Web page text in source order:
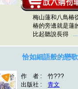
梅山蓮和八鳥椿從
椿的旁邊就是蓮的
比起聽說長得
恰如細語般的戀
作 者 : 竹???
出版社 : 青文